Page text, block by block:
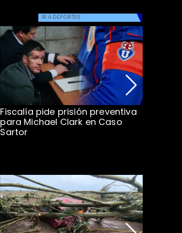
IR A DEPORTES
Fiscalía pide prisión preventiva
para Michael Clark en Caso
Sartor